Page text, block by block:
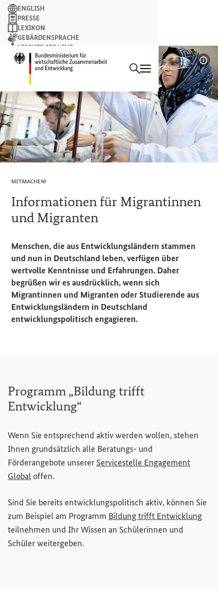
Startseite des
Suchbegriff
Suchen
ENGLISH
PRESSE
LEXIKON
GEBÄRDENSPRACHE
LEICHTE SPRACHE
NEWSLETTER
MITMACHEN!
Informationen für Migrantinnen
und Migranten
Menschen, die aus Entwicklungsländern stammen
und nun in Deutschland leben, verfügen über
wertvolle Kenntnisse und Erfahrungen. Daher
begrüßen wir es ausdrücklich, wenn sich
Migrantinnen und Migranten oder Studierende aus
Entwicklungsländern in Deutschland
entwicklungspolitisch engagieren.
Programm „Bildung trifft
Entwicklung“
Wenn Sie entsprechend aktiv werden wollen, stehen
Ihnen grundsätzlich alle Beratungs- und
Förderangebote unserer Servicestelle Engagement
Global (Externer Link)
offen.
Sind Sie bereits entwicklungspolitisch aktiv, können Sie
zum Beispiel am Programm Bildung trifft Entwicklung
teilnehmen und Ihr Wissen an Schülerinnen und
Schüler weitergeben.